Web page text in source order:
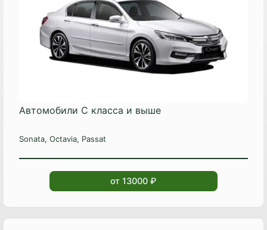
Автомобили C класса и выше
Sonata, Octavia, Passat
от 13000 ₽